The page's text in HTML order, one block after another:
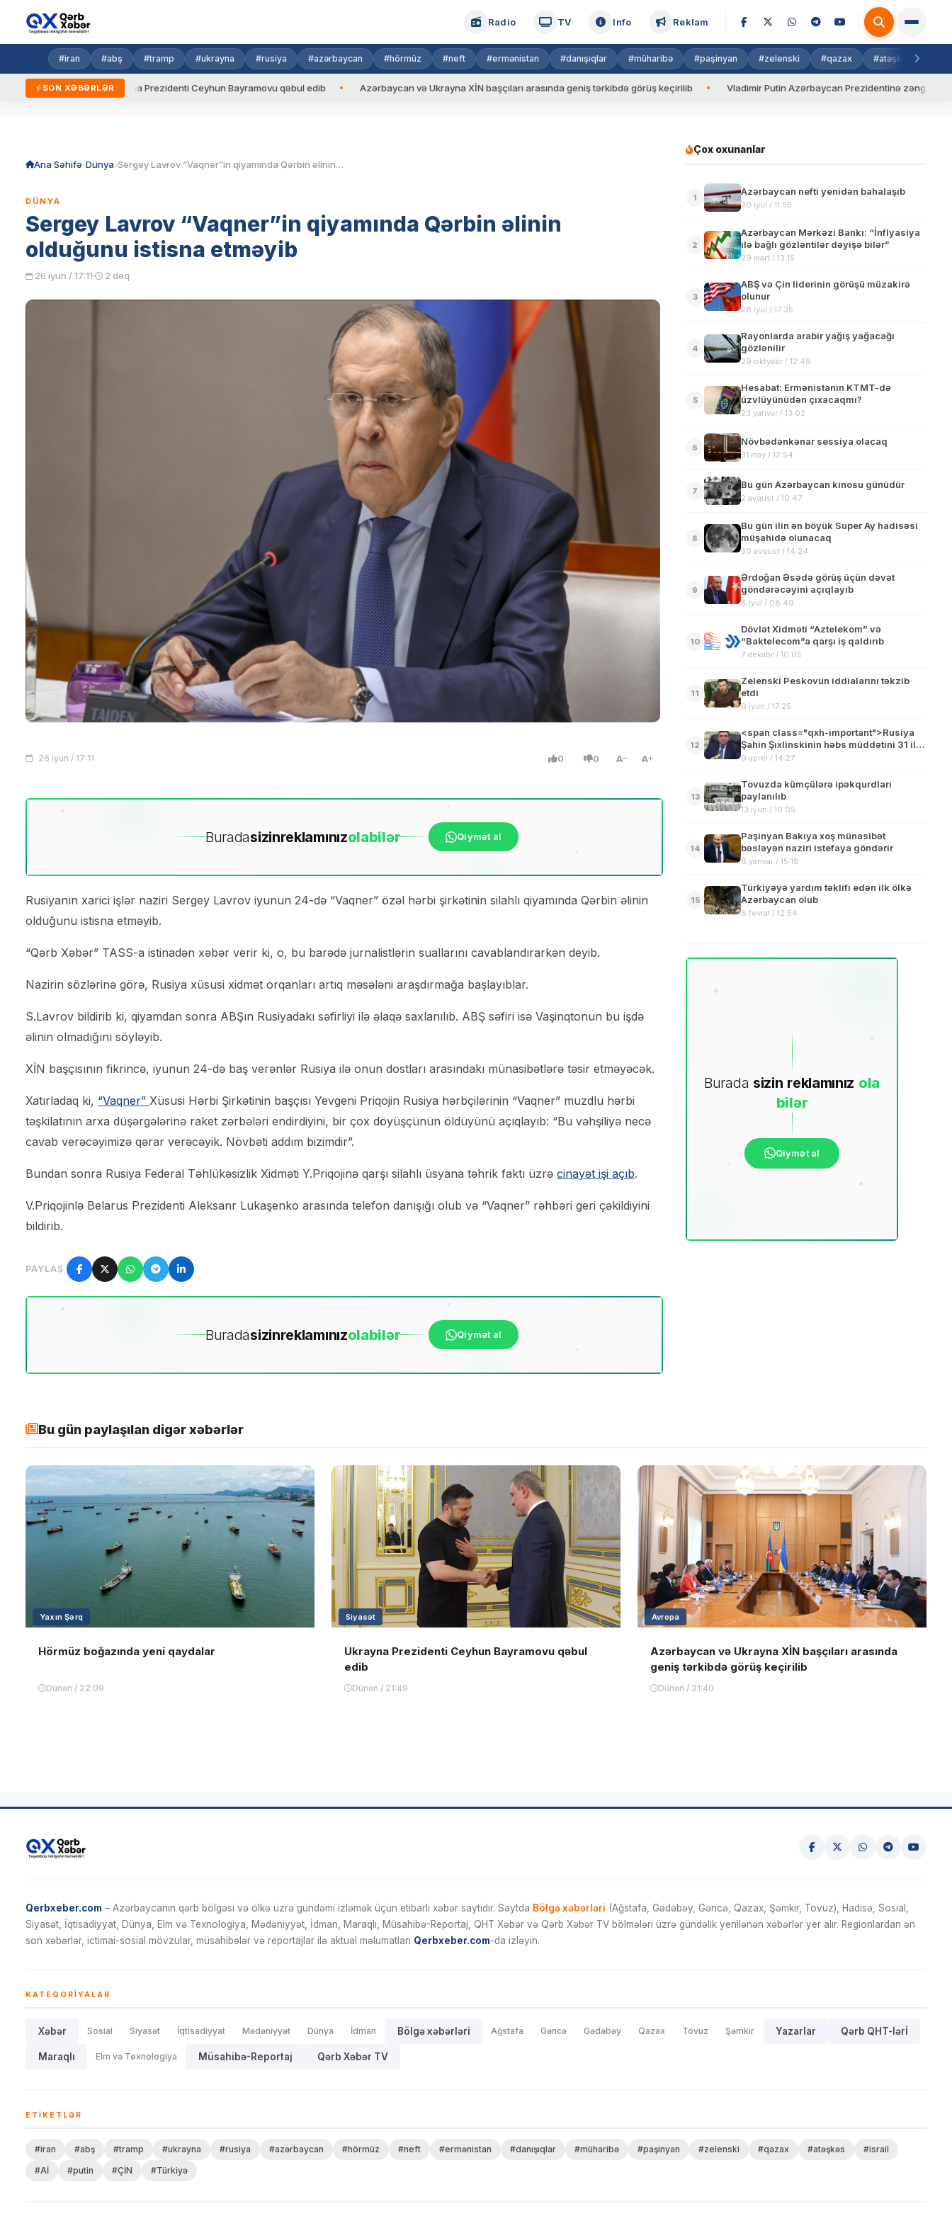
Radio TV Info Reklam
#iran #abş #tramp #ukrayna #rusiya #azərbaycan #hörmüz #neft #ermənistan #danışıqlar #müharibə #paşinyan #zelenski #qazax #atəşkəs
SON XƏBƏRLƏR
Ukrayna Prezidenti Ceyhun Bayramovu qəbul edib Azərbaycan və Ukrayna XİN başçıları arasında geniş tərkibdə görüş keçirilib Vladimir Putin Azərbaycan Prezidentinə zəng edib
Ana Səhifə Dünya Sergey Lavrov “Vaqner”in qiyamında Qərbin əlinin olduğunu istisna etməyib
DÜNYA
Sergey Lavrov “Vaqner”in qiyamında Qərbin əlinin
olduğunu istisna etməyib
26 iyun / 17:11 2 dəq
26 iyun / 17:11 0 0 A A
Buradasizinreklamınızolabilər Qiymət al
Rusiyanın xarici işlər naziri Sergey Lavrov iyunun 24-də “Vaqner” özəl hərbi şirkətinin silahlı qiyamında Qərbin əlinin
olduğunu istisna etməyib.
“Qərb Xəbər” TASS-a istinadən xəbər verir ki, o, bu barədə jurnalistlərin suallarını cavablandırarkən deyib.
Nazirin sözlərinə görə, Rusiya xüsusi xidmət orqanları artıq məsələni araşdırmağa başlayıblar.
S.Lavrov bildirib ki, qiyamdan sonra ABŞın Rusiyadakı səfirliyi ilə əlaqə saxlanılıb. ABŞ səfiri isə Vaşinqtonun bu işdə
əlinin olmadığını söyləyib.
XİN başçısının fikrincə, iyunun 24-də baş verənlər Rusiya ilə onun dostları arasındakı münasibətlərə təsir etməyəcək.
Xatırladaq ki, “Vaqner” Xüsusi Hərbi Şirkətinin başçısı Yevgeni Priqojin Rusiya hərbçilərinin “Vaqner” muzdlu hərbi
təşkilatının arxa düşərgələrinə raket zərbələri endirdiyini, bir çox döyüşçünün öldüyünü açıqlayıb: “Bu vəhşiliyə necə
cavab verəcəyimizə qərar verəcəyik. Növbəti addım bizimdir”.
Bundan sonra Rusiya Federal Təhlükəsizlik Xidməti Y.Priqojinə qarşı silahlı üsyana təhrik faktı üzrə cinayət işi açıb.
V.Priqojinlə Belarus Prezidenti Aleksanr Lukaşenko arasında telefon danışığı olub və “Vaqner” rəhbəri geri çəkildiyini
bildirib.
PAYLAŞ
Buradasizinreklamınızolabilər Qiymət al
Çox oxunanlar
1
Azərbaycan nefti yenidən bahalaşıb
20 iyul / 11:55
2
Azərbaycan Mərkəzi Bankı: “İnflyasiya
ilə bağlı gözləntilər dəyişə bilər”
29 mart / 13:15
3
ABŞ və Çin liderinin görüşü müzakirə
olunur
28 iyul / 17:35
4
Rayonlarda arabir yağış yağacağı
gözlənilir
29 oktyabr / 12:49
5
Hesabat: Ermənistanın KTMT-də
üzvlüyünüdən çıxacaqmı?
23 yanvar / 13:02
6
Növbədənkənar sessiya olacaq
31 may / 12:54
7
Bu gün Azərbaycan kinosu günüdür
2 avqust / 10:47
8
Bu gün ilin ən böyük Super Ay hadisəsi
müşahidə olunacaq
30 avqust / 14:24
9
Ərdoğan Əsədə görüş üçün dəvət
göndərəcəyini açıqlayıb
8 iyul / 08:49
10
Dövlət Xidməti “Aztelekom” və
“Baktelecom”a qarşı iş qaldırıb
7 dekabr / 10:05
11
Zelenski Peskovun iddialarını təkzib
etdi
6 iyun / 17:25
12
<span class="qxh-important">Rusiya
Şahin Şıxlinskinin həbs müddətini 31 ilə
qaldırır</span>
9 aprel / 14:27
13
Tovuzda kümçülərə ipəkqurdları
paylanılıb
13 iyun / 10:05
14
Paşinyan Bakıya xoş münasibət
bəsləyən naziri istefaya göndərir
6 yanvar / 15:18
15
Türkiyəyə yardım təklifi edən ilk ölkə
Azərbaycan olub
6 fevral / 12:54
Burada sizin reklamınız ola
bilər
Qiymət al
Bu gün paylaşılan digər xəbərlər
Yaxın Şərq
Hörmüz boğazında yeni qaydalar
Dünən / 22:09
Siyasət
Ukrayna Prezidenti Ceyhun Bayramovu qəbul
edib
Dünən / 21:49
Avropa
Azərbaycan və Ukrayna XİN başçıları arasında
geniş tərkibdə görüş keçirilib
Dünən / 21:40
Qerbxeber.com – Azərbaycanın qərb bölgəsi və ölkə üzrə gündəmi izləmək üçün etibarlı xəbər saytıdır. Saytda Bölgə xəbərləri (Ağstafa, Gədəbəy, Gəncə, Qazax, Şəmkir, Tovuz), Hadisə, Sosial,
Siyasət, İqtisadiyyat, Dünya, Elm və Texnologiya, Mədəniyyət, İdman, Maraqlı, Müsahibə-Reportaj, QHT Xəbər və Qərb Xəbər TV bölmələri üzrə gündəlik yenilənən xəbərlər yer alır. Regionlardan ən
son xəbərlər, ictimai-sosial mövzular, müsahibələr və reportajlar ilə aktual məlumatları Qerbxeber.com-da izləyin.
KATEQORIYALAR
Xəbər Sosial Siyasət İqtisadiyyat Mədəniyyət Dünya İdman Bölgə xəbərləri Ağstafa Gəncə Gədəbəy Qazax Tovuz Şəmkir Yazarlar Qərb QHT-lərİ
Maraqlı Elm və Texnologiya Müsahibə-Reportaj Qərb Xəbər TV
ETIKETLƏR
#iran #abş #tramp #ukrayna #rusiya #azərbaycan #hörmüz #neft #ermənistan #danışıqlar #müharibə #paşinyan #zelenski #qazax #atəşkəs
#israil
#Aİ
#putin #ÇİN #Türkiyə